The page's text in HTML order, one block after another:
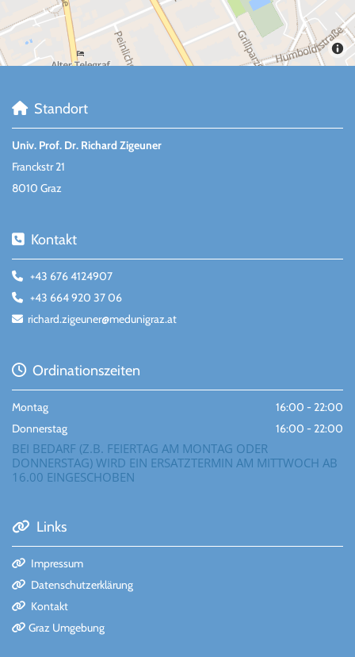
 Standort
Univ. Prof. Dr. Richard Zigeuner
Franckstr 21
8010 Graz
 Kontakt
 +43 676 4124907
 +43 664 920 37 06
 richard.zigeuner@medunigraz.at
Ordinationszeiten
Montag
16:00 - 22:00
Donnerstag
16:00 - 22:00
BEI BEDARF (Z.B. FEIERTAG AM MONTAG ODER
DONNERSTAG) WIRD EIN ERSATZTERMIN AM MITTWOCH AB
16.00 EINGESCHOBEN
 Links
 Impressum
 Datenschutzerklärung
 Kontakt
 Graz Umgebung